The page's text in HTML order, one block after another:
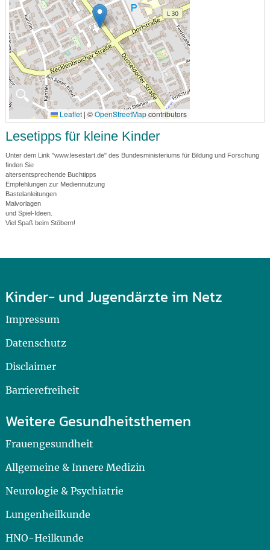
🔍
Leaflet | ©OpenStreetMapcontributors
Lesetipps für kleine Kinder
Unter dem Link "www.lesestart.de" des Bundesministeriums für Bildung und Forschung
finden Sie
altersentsprechende Buchtipps
Empfehlungen zur Mediennutzung
Bastelanleitungen
Malvorlagen
und Spiel-Ideen.
Viel Spaß beim Stöbern!
Kinder- und Jugendärzte im Netz
Impressum
Datenschutz
Disclaimer
Barrierefreiheit
Weitere Gesundheitsthemen
Frauengesundheit
Allgemeine & Innere Medizin
Neurologie & Psychiatrie
Lungenheilkunde
HNO-Heilkunde